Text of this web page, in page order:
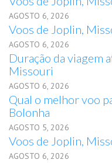
AGOSTO 6, 2026
Voos de Joplin,
AGOSTO 6, 2026
Duração da viagem
Missouri
AGOSTO 6, 2026
Qual o melhor voo
Bolonha
AGOSTO 5, 2026
Voos de Joplin,
AGOSTO 6, 2026